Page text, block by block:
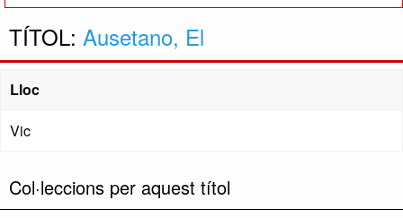
TÍTOL: Ausetano, El
Lloc
Vic
Col·leccions per aquest títol